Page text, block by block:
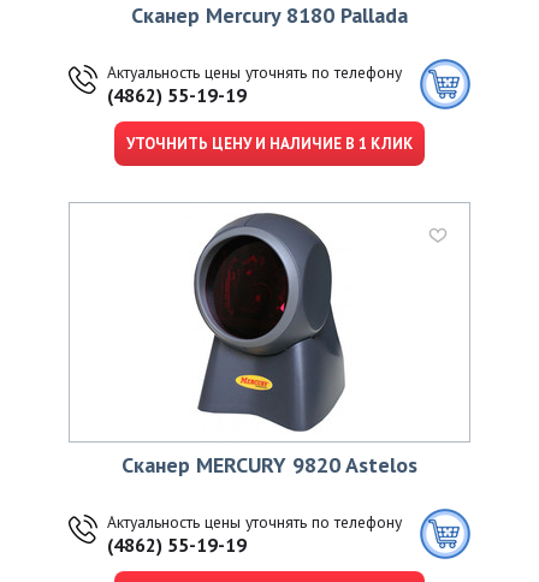
Сканер Mercury 8180 Pallada
Актуальность цены уточнять по телефону
(4862) 55-19-19
УТОЧНИТЬ ЦЕНУ И НАЛИЧИЕ В 1 КЛИК
Сканер MERCURY 9820 Astelos
Актуальность цены уточнять по телефону
(4862) 55-19-19